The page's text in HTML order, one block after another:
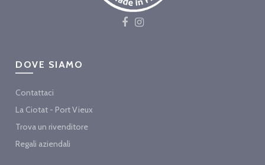
DOVE SIAMO
Contattaci
La Ciotat - Port Vieux
Trova un rivenditore
Regali aziendali